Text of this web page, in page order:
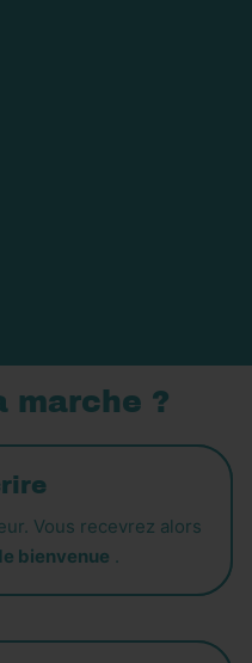
MAIKAI !
marche ?
Vous recevrez alors
bienvenue .